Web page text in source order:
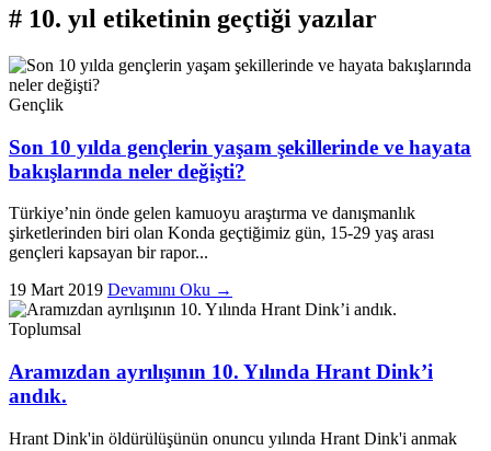
# 10. yıl etiketinin geçtiği yazılar
Gençlik
Son 10 yılda gençlerin yaşam şekillerinde ve hayata
bakışlarında neler değişti?
Türkiye’nin önde gelen kamuoyu araştırma ve danışmanlık
şirketlerinden biri olan Konda geçtiğimiz gün, 15-29 yaş arası
gençleri kapsayan bir rapor...
19 Mart 2019 Devamını Oku →
Toplumsal
Aramızdan ayrılışının 10. Yılında Hrant Dink’i
andık.
Hrant Dink'in öldürülüşünün onuncu yılında Hrant Dink'i anmak